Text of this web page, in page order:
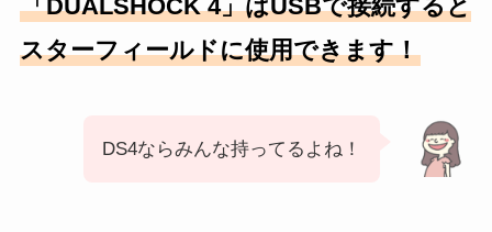
「DUALSHOCK 4」はUSBで接続すると
スターフィールドに使用できます！
DS4ならみんな持ってるよね！